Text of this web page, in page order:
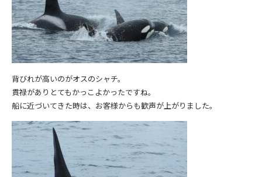
背びれが高いのがオスのシャチ。
貫禄がありとてもかっこよかったですね。
船に近づいてきた時は、お客様からも歓声が上がりました。